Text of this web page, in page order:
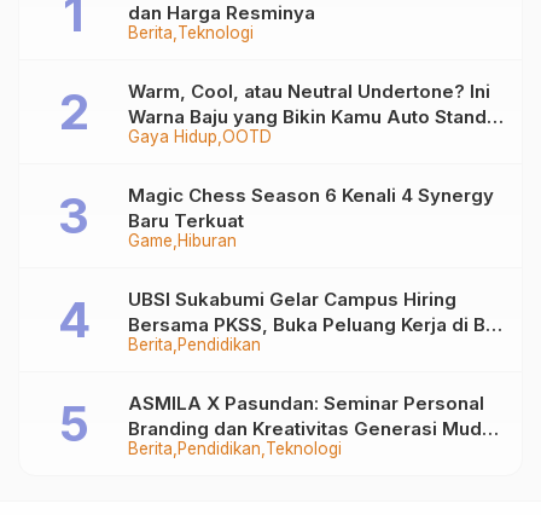
Berita Teknologi
dan Harga Resminya
Gaya Hidup OOTD
Warm, Cool, atau Neutral Undertone? Ini
Warna Baju yang Bikin Kamu Auto Stand
Out
Game Hiburan
Magic Chess Season 6 Kenali 4 Synergy
Baru Terkuat
Berita Pendidikan
UBSI Sukabumi Gelar Campus Hiring
Bersama PKSS, Buka Peluang Kerja di BRI
Group
Berita Pendidikan Teknologi
ASMILA X Pasundan: Seminar Personal
Branding dan Kreativitas Generasi Muda
Bersama SDKF